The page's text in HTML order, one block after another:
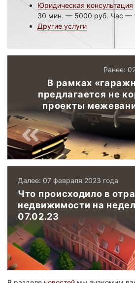
Юридическая консультация
30 мин. — 5000 руб. Час —
Другие услуги
Ранее:
В рамках
предлагается не
проекты
Далее: 07 февраля 2023 года
Что происходило в
недвижимости на
07.02.23